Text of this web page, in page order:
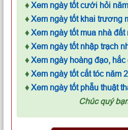
♦ Xem ngày tốt cưới hỏi
♦ Xem ngày tốt khai trương
♦ Xem ngày tốt mua nhà đất
♦ Xem ngày tốt nhập trạch
♦ Xem ngày hoàng đạo, hắc
♦ Xem ngày tốt cắt tóc năm
♦ Xem ngày tốt phẫu thuật
Chúc quý